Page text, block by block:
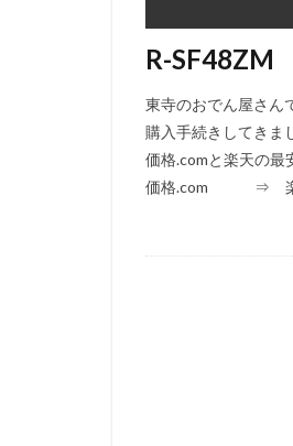
R-SF48ZM
東寺のおでん屋さん
購入手続きしてきま
価格.comと楽天の
価格.com ⇒ 楽天